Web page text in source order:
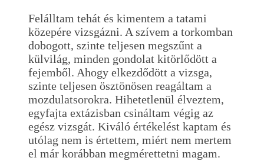
Felálltam tehát és kimentem a tatami
közepére vizsgázni. A szívem a torkomban
dobogott, szinte teljesen megszűnt a
külvilág, minden gondolat kitörlődött a
fejemből. Ahogy elkezdődött a vizsga,
szinte teljesen ösztönösen reagáltam a
mozdulatsorokra. Hihetetlenül élveztem,
egyfajta extázisban csináltam végig az
egész vizsgát. Kiváló értékelést kaptam és
utólag nem is értettem, miért nem mertem
el már korábban megmérettetni magam.